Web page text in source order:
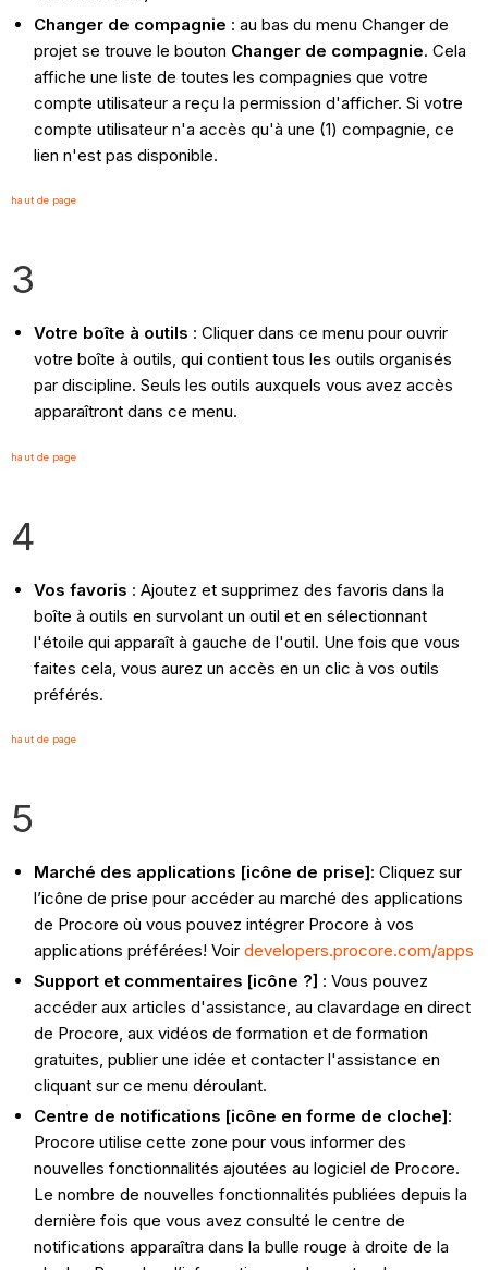
Changer de compagnie : au bas du menu Changer de
projet se trouve le bouton Changer de compagnie. Cela
affiche une liste de toutes les compagnies que votre
compte utilisateur a reçu la permission d'afficher. Si votre
compte utilisateur n'a accès qu'à une (1) compagnie, ce
lien n'est pas disponible.
haut de page
3
Votre boîte à outils : Cliquer dans ce menu pour ouvrir
votre boîte à outils, qui contient tous les outils organisés
par discipline. Seuls les outils auxquels vous avez accès
apparaîtront dans ce menu.
haut de page
4
Vos favoris : Ajoutez et supprimez des favoris dans la
boîte à outils en survolant un outil et en sélectionnant
l'étoile qui apparaît à gauche de l'outil. Une fois que vous
faites cela, vous aurez un accès en un clic à vos outils
préférés.
haut de page
5
Marché des applications [icône de prise]: Cliquez sur
l’icône de prise pour accéder au marché des applications
de Procore où vous pouvez intégrer Procore à vos
applications préférées! Voirdevelopers.procore.com/apps
Support et commentaires [icône ?] : Vous pouvez
accéder aux articles d'assistance, au clavardage en direct
de Procore, aux vidéos de formation et de formation
gratuites, publier une idée et contacter l'assistance en
cliquant sur ce menu déroulant.
Centre de notifications [icône en forme de cloche]:
Procore utilise cette zone pour vous informer des
nouvelles fonctionnalités ajoutées au logiciel de Procore.
Le nombre de nouvelles fonctionnalités publiées depuis la
dernière fois que vous avez consulté le centre de
notifications apparaîtra dans la bulle rouge à droite de la